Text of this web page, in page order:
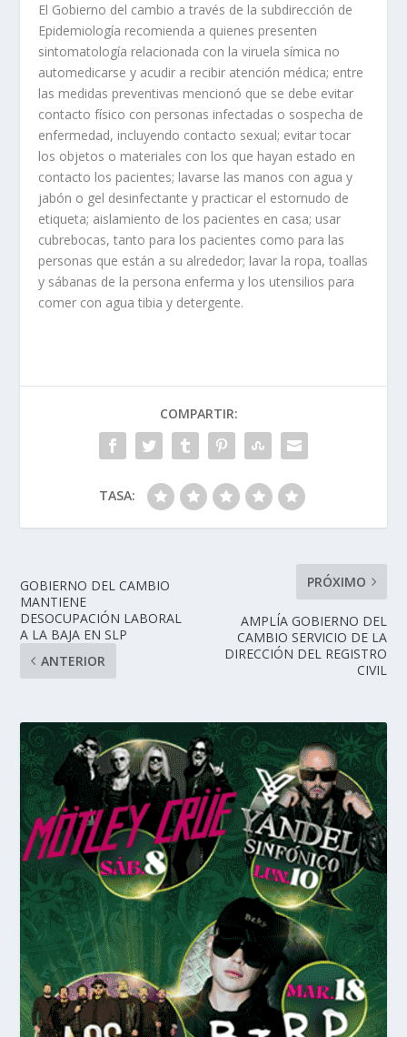
El Gobierno del cambio a través de la subdirección de
Epidemiología recomienda a quienes presenten
sintomatología relacionada con la viruela símica no
automedicarse y acudir a recibir atención médica; entre
las medidas preventivas mencionó que se debe evitar
contacto físico con personas infectadas o sospecha de
enfermedad, incluyendo contacto sexual; evitar tocar
los objetos o materiales con los que hayan estado en
contacto los pacientes; lavarse las manos con agua y
jabón o gel desinfectante y practicar el estornudo de
etiqueta; aislamiento de los pacientes en casa; usar
cubrebocas, tanto para los pacientes como para las
personas que están a su alrededor; lavar la ropa, toallas
y sábanas de la persona enferma y los utensilios para
comer con agua tibia y detergente.
COMPARTIR:
TASA:
GOBIERNO DEL CAMBIO
MANTIENE
DESOCUPACIÓN LABORAL
A LA BAJA EN SLP
ANTERIOR
PRÓXIMO
AMPLÍA GOBIERNO DEL
CAMBIO SERVICIO DE LA
DIRECCIÓN DEL REGISTRO
CIVIL